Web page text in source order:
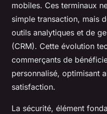
mobiles. Ces terminaux
simple transaction, mais
outils analytiques et de
(CRM). Cette évolution
commerçants de
personnalisé, optimisant
satisfaction.
La sécurité, élément